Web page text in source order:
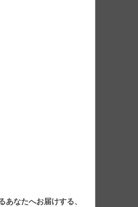
あなたへお届けする、